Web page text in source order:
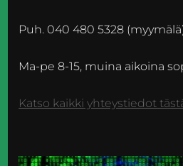
Puh. 040 480 5328
Ma-pe 8-15, muina aikoina
Katso kaikki yhteystiedot